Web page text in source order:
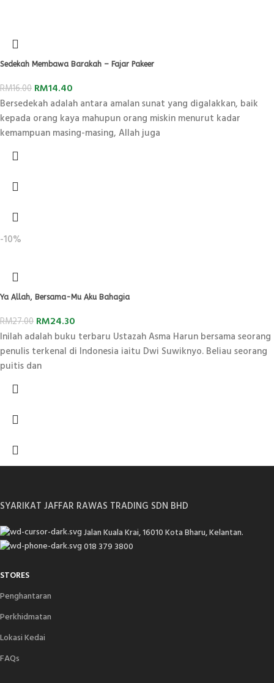
Sedekah Membawa Barakah – Fajar Pakeer
RM16.00 RM14.40
Bersedekah adalah antara amalan sunat yang digalakkan, baik
kepada orang kaya mahupun orang miskin menurut kadar
kemampuan masing-masing, Allah juga
-10%
Ya Allah, Bersama-Mu Aku Bahagia
RM27.00 RM24.30
Inilah adalah buku terbaru Ustazah Asma Harun bersama seorang
penulis terkenal di Indonesia iaitu Dwi Suwiknyo. Beliau seorang
puitis dan
SYARIKAT JAFFAR RAWAS TRADING SDN BHD
Jalan Kuala Krai, 16010 Kota Bharu, Kelantan.
018 379 3800
STORES
Penghantaran
Perkhidmatan
Lokasi Kedai
FAQs